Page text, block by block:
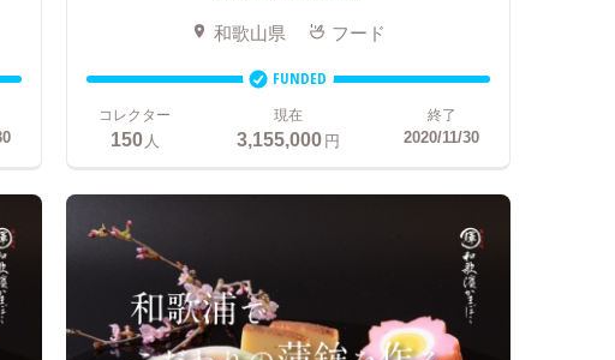
和歌山県 フード
FUNDED
コレクター
150人
現在
3,155,000円
終了
2020/11/30